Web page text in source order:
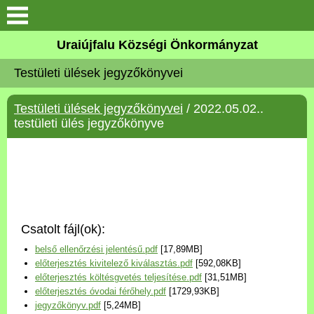
Köszöntő
Elérhetőségek
Uraiújfalu
Választási információk
Versenyképes Járások
Program
Uraiújfalu Községi Önkormányzat
Testületi ülések jegyzőkönyvei
Testületi ülések jegyzőkönyvei / 2022.05.02..
testületi ülés jegyzőkönyve
Csatolt fájl(ok):
belső ellenőrzési jelentésű.pdf [17,89MB]
előterjesztés kivitelező kiválasztás.pdf [592,08KB]
előterjesztés költésgvetés teljesítése.pdf [31,51MB]
előterjesztés óvodai férőhely.pdf [1729,93KB]
jegyzőkönyv.pdf [5,24MB]